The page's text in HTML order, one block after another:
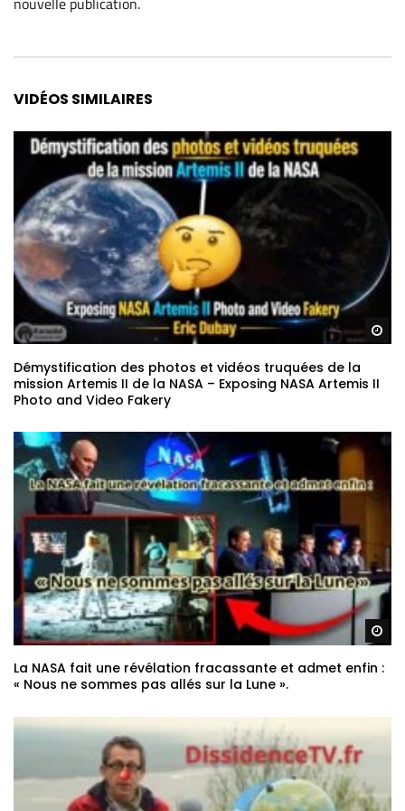
VIDÉOS SIMILAIRES
Démystification des photos et vidéos truquées de la
mission Artemis II de la NASA – Exposing NASA Artemis II
Photo and Video Fakery
La NASA fait une révélation fracassante et admet enfin :
« Nous ne sommes pas allés sur la Lune ».